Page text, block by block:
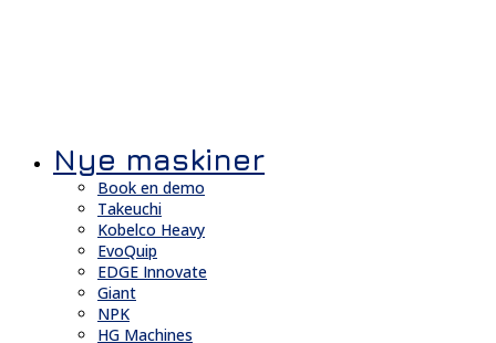
Nye maskiner
Book en demo
Takeuchi
Kobelco Heavy
EvoQuip
EDGE Innovate
Giant
NPK
HG Machines